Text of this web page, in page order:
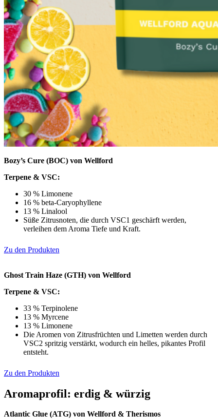
Bozy’s Cure (BOC) von Wellford
Terpene & VSC:
30 % Limonene
16 % beta-Caryophyllene
13 % Linalool
Süße Zitrusnoten, die durch VSC1 geschärft werden,
verleihen dem Aroma Tiefe und Kraft.
Zu den Produkten
Ghost Train Haze (GTH) von Wellford
Terpene & VSC:
33 % Terpinolene
13 % Myrcene
13 % Limonene
Die Aromen von Zitrusfrüchten und Limetten werden durch
VSC2 spritzig verstärkt, wodurch ein helles, pikantes Profil
entsteht.
Zu den Produkten
Aromaprofil: erdig & würzig
Atlantic Glue (ATG) von Wellford & Therismos